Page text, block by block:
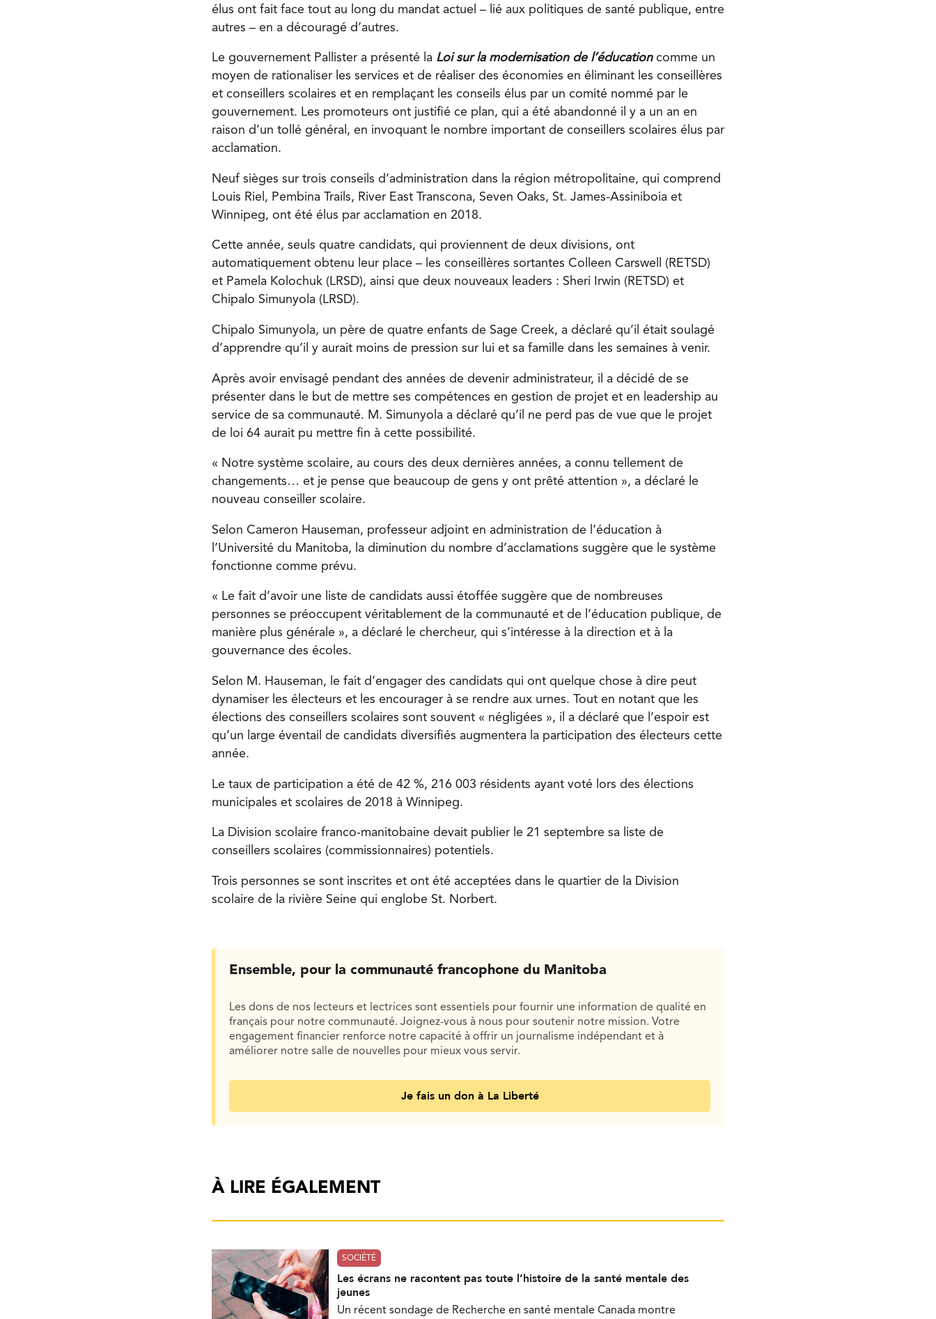
élus ont fait face tout au long du mandat actuel – lié aux politiques de santé publique, entre
autres – en a découragé d’autres.
Le gouvernement Pallister a présenté la Loi sur la modernisation de l’éducationcomme un
moyen de rationaliser les services et de réaliser des économies en éliminant les conseillères
et conseillers scolaires et en remplaçant les conseils élus par un comité nommé par le
gouvernement. Les promoteurs ont justifié ce plan, qui a été abandonné il y a un an en
raison d’un tollé général, en invoquant le nombre important de conseillers scolaires élus par
acclamation.
Neuf sièges sur trois conseils d’administration dans la région métropolitaine, qui comprend
Louis Riel, Pembina Trails, River East Transcona, Seven Oaks, St. James-Assiniboia et
Winnipeg, ont été élus par acclamation en 2018.
Cette année, seuls quatre candidats, qui proviennent de deux divisions, ont
automatiquement obtenu leur place – les conseillères sortantes Colleen Carswell (RETSD)
et Pamela Kolochuk (LRSD), ainsi que deux nouveaux leaders : Sheri Irwin (RETSD) et
Chipalo Simunyola (LRSD).
Chipalo Simunyola, un père de quatre enfants de Sage Creek, a déclaré qu’il était soulagé
d’apprendre qu’il y aurait moins de pression sur lui et sa famille dans les semaines à venir.
Après avoir envisagé pendant des années de devenir administrateur, il a décidé de se
présenter dans le but de mettre ses compétences en gestion de projet et en leadership au
service de sa communauté. M. Simunyola a déclaré qu’il ne perd pas de vue que le projet
de loi 64 aurait pu mettre fin à cette possibilité.
« Notre système scolaire, au cours des deux dernières années, a connu tellement de
changements… et je pense que beaucoup de gens y ont prêté attention », a déclaré le
nouveau conseiller scolaire.
Selon Cameron Hauseman, professeur adjoint en administration de l’éducation à
l’Université du Manitoba, la diminution du nombre d’acclamations suggère que le système
fonctionne comme prévu.
« Le fait d’avoir une liste de candidats aussi étoffée suggère que de nombreuses
personnes se préoccupent véritablement de la communauté et de l’éducation publique, de
manière plus générale », a déclaré le chercheur, qui s’intéresse à la direction et à la
gouvernance des écoles.
Selon M. Hauseman, le fait d’engager des candidats qui ont quelque chose à dire peut
dynamiser les électeurs et les encourager à se rendre aux urnes. Tout en notant que les
élections des conseillers scolaires sont souvent « négligées », il a déclaré que l’espoir est
qu’un large éventail de candidats diversifiés augmentera la participation des électeurs cette
année.
Le taux de participation a été de 42 %, 216 003 résidents ayant voté lors des élections
municipales et scolaires de 2018 à Winnipeg.
La Division scolaire franco-manitobaine devait publier le 21 septembre sa liste de
conseillers scolaires (commissionnaires) potentiels.
Trois personnes se sont inscrites et ont été acceptées dans le quartier de la Division
scolaire de la rivière Seine qui englobe St. Norbert.
Ensemble, pour la communauté francophone du Manitoba
Les dons de nos lecteurs et lectrices sont essentiels pour fournir une information de qualité en
français pour notre communauté. Joignez-vous à nous pour soutenir notre mission. Votre
engagement financier renforce notre capacité à offrir un journalisme indépendant et à
améliorer notre salle de nouvelles pour mieux vous servir.
Je fais un don à La Liberté
À LIRE ÉGALEMENT
SOCIÉTÉ
Les écrans ne racontent pas toute l’histoire de la santé mentale des
jeunes
Un récent sondage de Recherche en santé mentale Canada montre